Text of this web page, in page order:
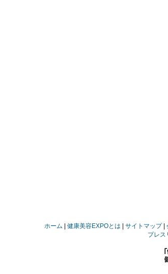
ホーム 健康美容EXPOとは サイトマップ
プレス